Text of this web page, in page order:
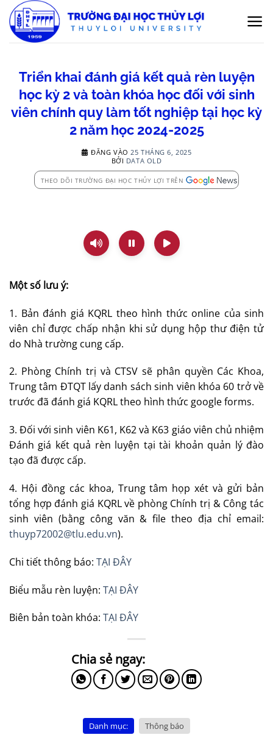
qua
nội
Triển khai đánh giá kết quả rèn luyện
học kỳ 2 và toàn khóa học đối với sinh
viên chính quy làm tốt nghiệp tại học kỳ
2 năm học 2024-2025
ĐĂNG VÀO 25 THÁNG 6, 2025
BỞI DATA OLD
THEO DÕI TRƯỜNG ĐẠI HỌC THỦY LỢI TRÊN
Một số lưu ý:
1. Bản đánh giá KQRL theo hình thức online của sinh
viên chỉ được chấp nhận khi sử dụng hộp thư điện tử
do Nhà trường cung cấp.
2. Phòng Chính trị và CTSV sẽ phân quyền Các Khoa,
Trung tâm ĐTQT lấy danh sách sinh viên khóa 60 trở về
trước đã đánh giá KQRL theo hình thức google forms.
3. Đối với sinh viên K61, K62 và K63 giáo viên chủ nhiệm
Đánh giá kết quả rèn luyện tại tài khoản quản lý đào
tạo đã được cấp.
4. Hội đồng các khoa, Trung tâm họp xét và gửi bản
tổng hợp đánh giá KQRL về phòng Chính trị & Công tác
sinh viên (bằng công văn & file theo địa chỉ email:
thuyp72002@tlu.edu.vn).
Chi tiết thông báo: TẠI ĐÂY
Biểu mẫu rèn luyện: TẠI ĐÂY
Biên bản toàn khóa: TẠI ĐÂY
Danh mục: Thông báo